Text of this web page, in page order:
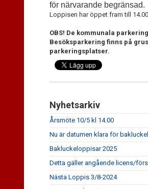
för närvarande begränsad.
Loppisen har öppet fram till
OBS! De kommunala
Besöksparkering finns på
parkeringsplatser.
Nyhetsarkiv
Årsmöte 10/5 kl 14.00
Nu är datumen klara för
Bakluckeloppisar 2025
Detta gäller angående licens/
Nästa Loppis 3/8-2024